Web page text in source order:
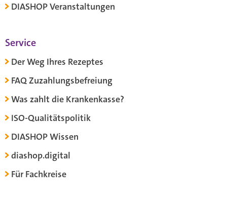
DIASHOP Veranstaltungen
Service
Der Weg Ihres Rezeptes
FAQ Zuzahlungsbefreiung
Was zahlt die Krankenkasse?
ISO-Qualitätspolitik
DIASHOP Wissen
diashop.digital
Für Fachkreise